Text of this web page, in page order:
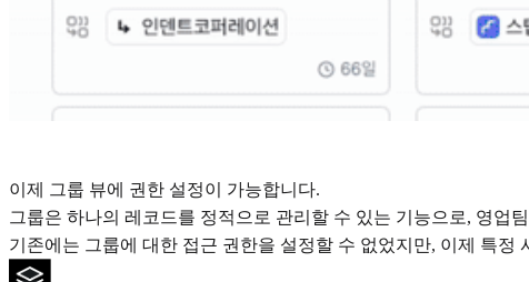
이제 그룹 뷰에 권한 설정이 가능합니다.
그룹은 하나의 레코드를 정적으로 관리할 수 있는 기능으로, 영업
기존에는 그룹에 대한 접근 권한을 설정할 수 없었지만, 이제 특